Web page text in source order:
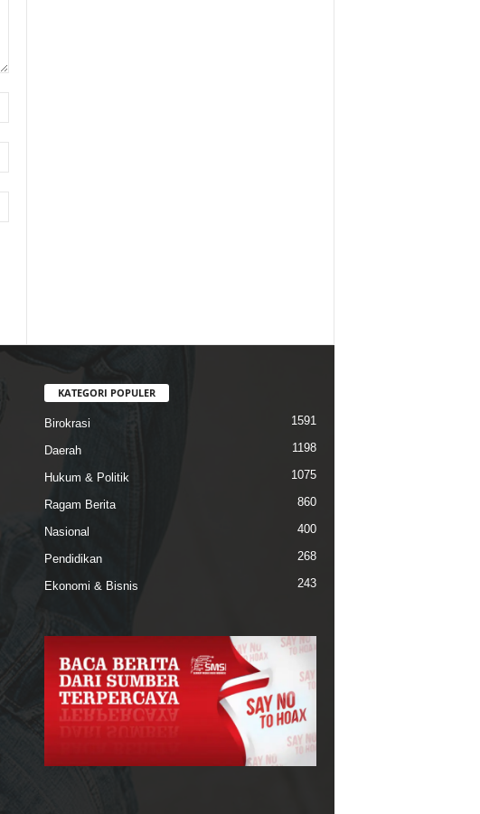
KATEGORI POPULER
Birokrasi 1591
Daerah 1198
Hukum & Politik 1075
Ragam Berita 860
Nasional 400
Pendidikan 268
Ekonomi & Bisnis 243